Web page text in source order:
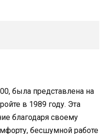
была представлена на
в 1989 году. Эта
благодаря своему
бесшумной работе